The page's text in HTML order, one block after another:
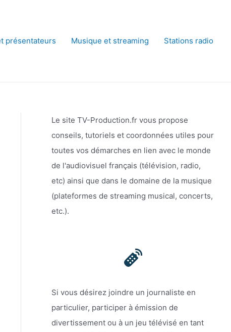
présentateurs Musique et streaming Stations radio
Le site TV-Production.fr vous propose
conseils, tutoriels et coordonnées utiles pour
toutes vos démarches en lien avec le monde
de l'audiovisuel français (télévision, radio,
etc) ainsi que dans le domaine de la musique
(plateformes de streaming musical, concerts,
etc.).
Si vous désirez joindre un journaliste en
particulier, participer à émission de
divertissement ou à un jeu télévisé en tant